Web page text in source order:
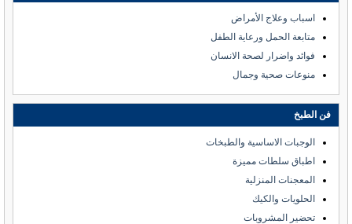
اسباب وعلاج الأمراض
متابعة الحمل ورعاية الطفل
فوائد واضرار لصحة الانسان
منوعات صحية وجمال
فن الطبخ
الوجبات الاساسية والطبخات
اطباق سلطات مميزة
المعجنات المنزلية
الحلويات والكيك
تحضير المشروبات